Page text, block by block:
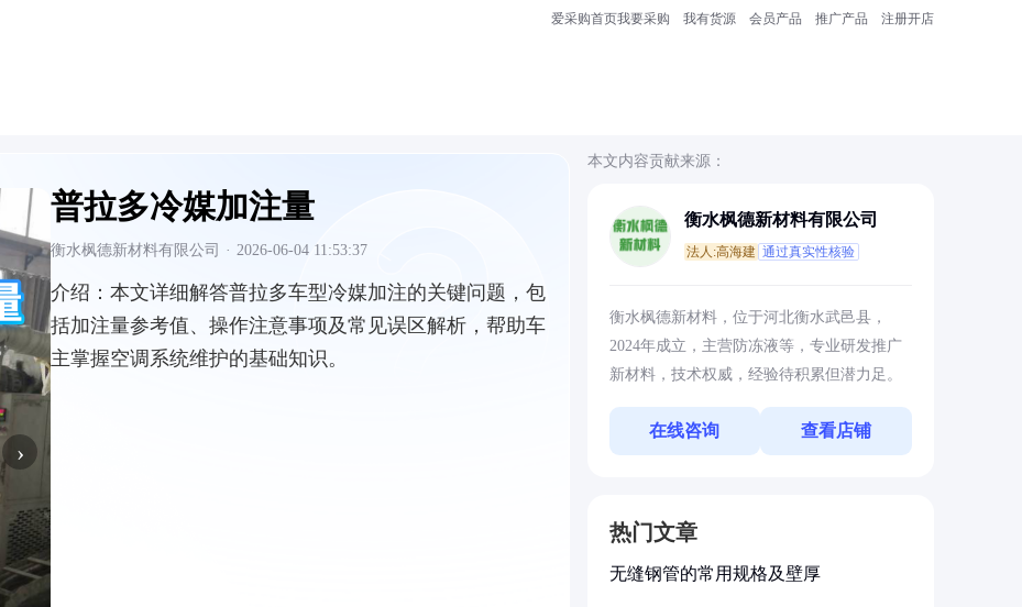
爱采购首页我要采购 我有货源 会员产品 推广产品 注册开店
›
普拉多冷媒加注量
衡水枫德新材料有限公司 · 2026-06-04 11:53:37
介绍： 本文详细解答普拉多车型冷媒加注的关键问题，包
括加注量参考值、操作注意事项及常见误区解析，帮助车
主掌握空调系统维护的基础知识。
本文内容贡献来源：
衡水枫德新材料有限公司
法人:高海建 通过真实性核验
衡水枫德新材料，位于河北衡水武邑县，
2024年成立，主营防冻液等，专业研发推广
新材料，技术权威，经验待积累但潜力足。
在线咨询 查看店铺
热门文章
无缝钢管的常用规格及壁厚